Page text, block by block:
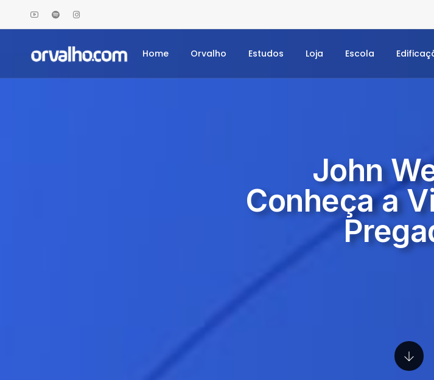
Home Orvalho Estudos Loja Escola
John
Conheça a